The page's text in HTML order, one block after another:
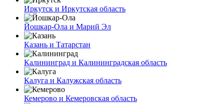
Иркутск и Иркутская область
Йошкар-Ола и Марий Эл
Казань и Татарстан
Калининград и Калининградская область
Калуга и Калужская область
Кемерово и Кемеровская область